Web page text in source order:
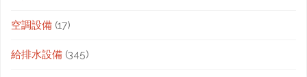
空調設備 (17)
給排水設備 (345)